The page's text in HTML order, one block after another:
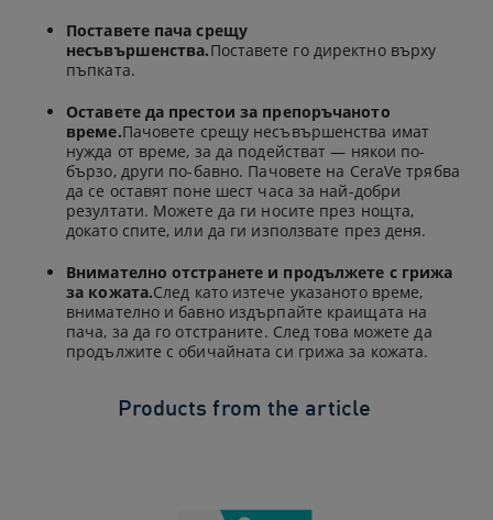
Поставете пача срещу
несъвършенства.Поставете го директно върху
пъпката.
Оставете да престои за препоръчаното
време.Пачовете срещу несъвършенства имат
нужда от време, за да подействат — някои по-
бързо, други по-бавно. Пачовете на CeraVe трябва
да се оставят поне шест часа за най-добри
резултати. Можете да ги носите през нощта,
докато спите, или да ги използвате през деня.
Внимателно отстранете и продължете с грижа
за кожата.След като изтече указаното време,
внимателно и бавно издърпайте краищата на
пача, за да го отстраните. След това можете да
продължите с обичайната си грижа за кожата.
Products from the article